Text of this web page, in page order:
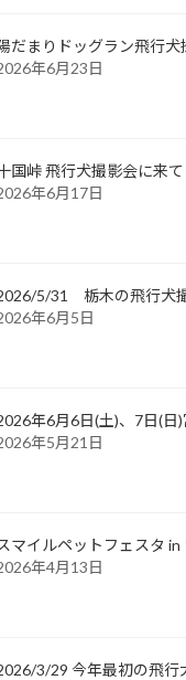
だまりドッグラン飛行
年6月23日
国峠 飛行犬撮影会に来
年6月17日
5/31 栃木の飛行犬
年6月5日
年6月6日(土)、7日(日
年5月21日
マイルペットフェスタ
年4月13日
3/29 今年最初の飛行